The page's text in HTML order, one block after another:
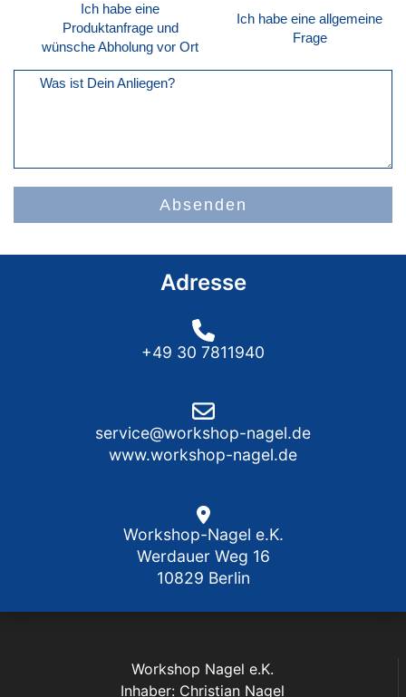
Ich habe eine
Produktanfrage und
wünsche Abholung vor Ort
Ich habe eine allgemeine
Frage
Was ist Dein Anliegen?
Absenden
Adresse
+49 30 7811940
service@workshop-nagel.de
www.workshop-nagel.de
Workshop-Nagel e.K.
Werdauer Weg 16
10829 Berlin
Workshop Nagel e.K.
Inhaber: Christian Nagel